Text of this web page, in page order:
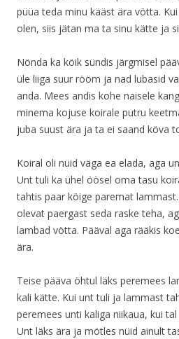
püüa teda minu kääst ära vötta.
olen, siis jätan ma ta sinu kätte ja
Nönda ka köik sündis järgmisel
üle liiga suur rööm ja nad lubasid
anda. Mees andis kohe naisele
minema kojuse koirale putru
juba suust ära ja ta ei saand köva
Koiral oli nüid väga ea elada, aga
Unt tuli ka ühel öösel oma tasu
tahtis paar köige paremat
olevat paergast seda raske teha,
lambad vötta. Pääval aga rääkis
ära.
Teise pääva öhtul läks peremees
kali kätte. Kui unt tuli ja lammast
peremees unti kaliga niikaua, kui
Unt läks ära ja mötles nüid ainult